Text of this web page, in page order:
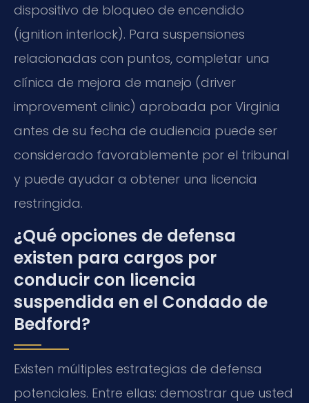
dispositivo de bloqueo de encendido
(ignition interlock). Para suspensiones
relacionadas con puntos, completar una
clínica de mejora de manejo (driver
improvement clinic) aprobada por Virginia
antes de su fecha de audiencia puede ser
considerado favorablemente por el tribunal
y puede ayudar a obtener una licencia
restringida.
¿Qué opciones de defensa
existen para cargos por
conducir con licencia
suspendida en el Condado de
Bedford?
Existen múltiples estrategias de defensa
potenciales. Entre ellas: demostrar que usted